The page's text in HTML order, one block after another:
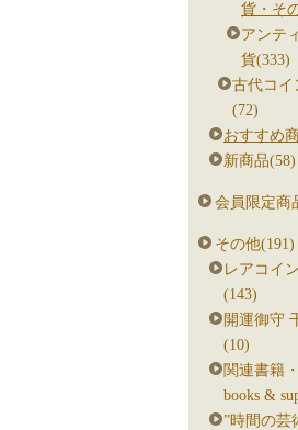
貨・そ
アンテ
貨(333)
古代コイ
(72)
おすすめ
新商品(58)
会員限定商
その他(191)
レアコイ
(143)
開運御守
(10)
関連書籍
books &
”時間の芸